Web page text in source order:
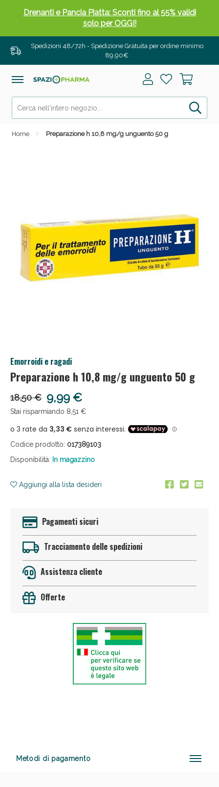
Spedizioni 48/72h - Spedizione Gratuita per ordine minimo
89,90€
Home Preparazione h 10,8 mg/g unguento 50 g
Emorroidi e ragadi
Preparazione h 10,8 mg/g unguento 50 g
18,50 € 9,99 €
Stai risparmiando 8,51 €
Codice prodotto: 017389103
Disponibilità: In magazzino
Aggiungi alla lista desideri
Pagamenti sicuri
Tracciamento delle spedizioni
Assistenza cliente
Offerte
Metodi di pagamento
Drenanti e Pancia Piatta: Sconti fino al 55% validi
solo per OGGI!
Anticellulite e Fanghi: Sconto fino al 40% valido
Anticellulite e Fanghi: Sconto fino al 40% valido
oggi!